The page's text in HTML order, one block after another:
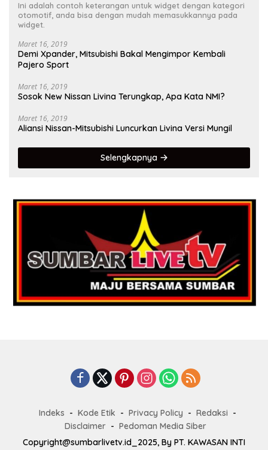
Ini adalah contoh keterangan untuk widget dengan kategori
otomotif, anda bisa dengan mudah memasukkannya pada
widget.
Maret 16, 2019
Demi Xpander, Mitsubishi Bakal Mengimpor Kembali
Pajero Sport
Maret 16, 2019
Sosok New Nissan Livina Terungkap, Apa Kata NMI?
Maret 16, 2019
Aliansi Nissan-Mitsubishi Luncurkan Livina Versi Mungil
Selengkapnya
Indeks Kode Etik Privacy Policy
Redaksi
Disclaimer
Pedoman Media Siber
Copyright@sumbarlivetv.id_2025, By PT. KAWASAN INTI